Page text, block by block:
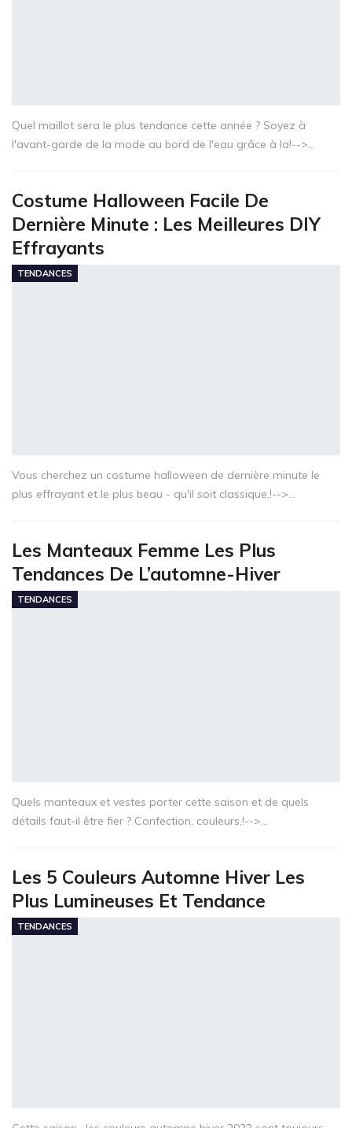
Quel maillot sera le plus tendance cette année ? Soyez à
l'avant-garde de la mode au bord de l'eau grâce à la!-->…
Costume Halloween Facile De
Dernière Minute : Les Meilleures DIY
Effrayants
TENDANCES
Vous cherchez un costume halloween de dernière minute le
plus effrayant et le plus beau - qu'il soit classique,!-->…
Les Manteaux Femme Les Plus
Tendances De L’automne-Hiver
TENDANCES
Quels manteaux et vestes porter cette saison et de quels
détails faut-il être fier ? Confection, couleurs,!-->…
Les 5 Couleurs Automne Hiver Les
Plus Lumineuses Et Tendance
TENDANCES